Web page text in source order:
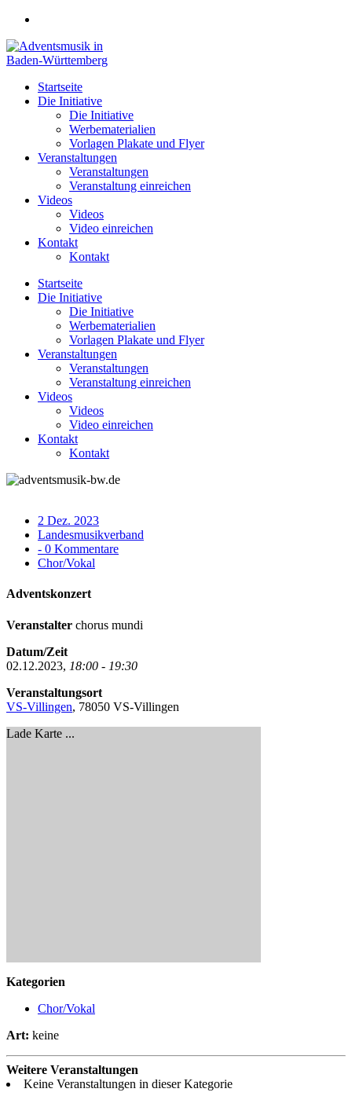
Zum
springen
Startseite
Die Initiative
Die Initiative
Werbematerialien
Vorlagen Plakate und Flyer
Veranstaltungen
Veranstaltungen
Veranstaltung einreichen
Videos
Videos
Video einreichen
Kontakt
Kontakt
Startseite
Die Initiative
Die Initiative
Werbematerialien
Vorlagen Plakate und Flyer
Veranstaltungen
Veranstaltungen
Veranstaltung einreichen
Videos
Videos
Video einreichen
Kontakt
Kontakt
2 Dez. 2023
Landesmusikverband
- 0 Kommentare
Chor/Vokal
Adventskonzert
Veranstalter chorus mundi
Datum/Zeit
02.12.2023, 18:00 - 19:30
Veranstaltungsort
VS-Villingen, 78050 VS-Villingen
Lade Karte ...
Kategorien
Chor/Vokal
Art: keine
Weitere Veranstaltungen
Keine Veranstaltungen in dieser Kategorie